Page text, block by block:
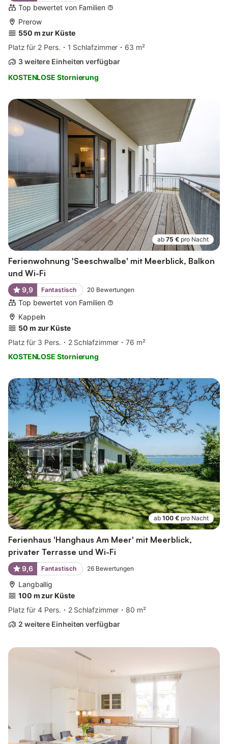
Top bewertet von Familien
Prerow
550 m zur Küste
Platz für 2 Pers.
1 Schlafzimmer
63 m²
3 weitere Einheiten verfügbar
KOSTENLOSE Stornierung
ab 75 € pro Nacht
Ferienwohnung 'Seeschwalbe' mit Meerblick, Balkon
und Wi-Fi
9,9 Fantastisch 20 Bewertungen
Top bewertet von Familien
Kappeln
50 m zur Küste
Platz für 3 Pers.
2 Schlafzimmer
76 m²
KOSTENLOSE Stornierung
ab 100 € pro Nacht
Ferienhaus 'Hanghaus Am Meer' mit Meerblick,
privater Terrasse und Wi-Fi
9,6 Fantastisch 26 Bewertungen
Langballig
100 m zur Küste
Platz für 4 Pers.
2 Schlafzimmer
80 m²
2 weitere Einheiten verfügbar